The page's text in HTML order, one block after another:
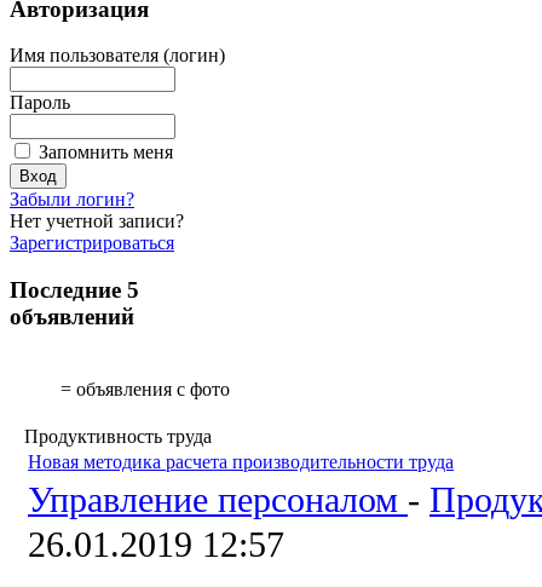
Авторизация
Имя пользователя (логин)
Пароль
Запомнить меня
Забыли логин?
Нет учетной записи?
Зарегистрироваться
Последние 5
объявлений
= объявления с фото
Продуктивность труда
Новая методика расчета производительности труда
Управление персоналом -
26.01.2019 12:57